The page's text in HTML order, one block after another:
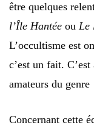
être quelques
l’Île Hantée ou Le
L’occultisme est
c’est un fait.
amateurs du genre
Concernant cette